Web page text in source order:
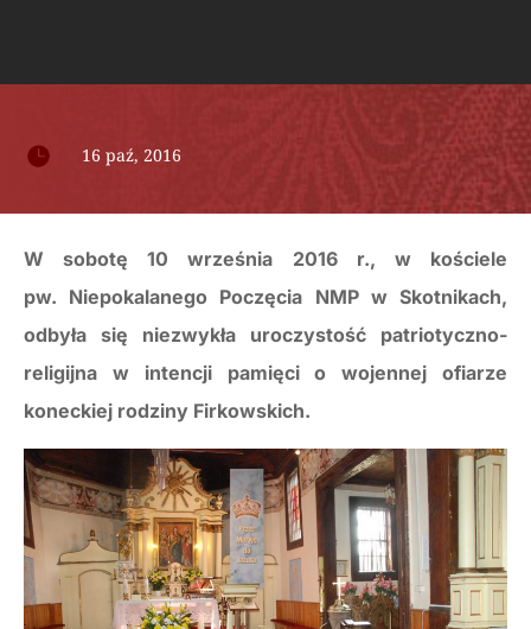
 16 paź, 2016
W sobotę 10 września 2016 r., w kościele
pw. Niepokalanego Poczęcia NMP w Skotnikach,
odbyła się niezwykła uroczystość patriotyczno-
religijna w intencji pamięci o wojennej ofiarze
koneckiej rodziny Firkowskich.